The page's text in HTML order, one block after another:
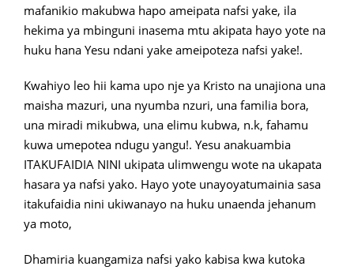
mafanikio makubwa hapo ameipata nafsi yake, ila
hekima ya mbinguni inasema mtu akipata hayo yote na
huku hana Yesu ndani yake ameipoteza nafsi yake!.
Kwahiyo leo hii kama upo nje ya Kristo na unajiona una
maisha mazuri, una nyumba nzuri, una familia bora,
una miradi mikubwa, una elimu kubwa, n.k, fahamu
kuwa umepotea ndugu yangu!. Yesu anakuambia
ITAKUFAIDIA NINI ukipata ulimwengu wote na ukapata
hasara ya nafsi yako. Hayo yote unayoyatumainia sasa
itakufaidia nini ukiwanayo na huku unaenda jehanum
ya moto,
Dhamiria kuangamiza nafsi yako kabisa kwa kutoka